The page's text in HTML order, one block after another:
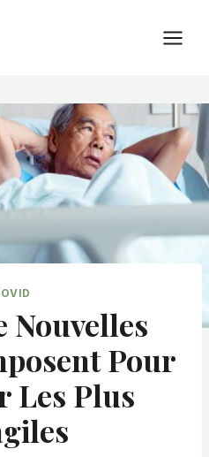
Nouvelles
Pour
Les Plus